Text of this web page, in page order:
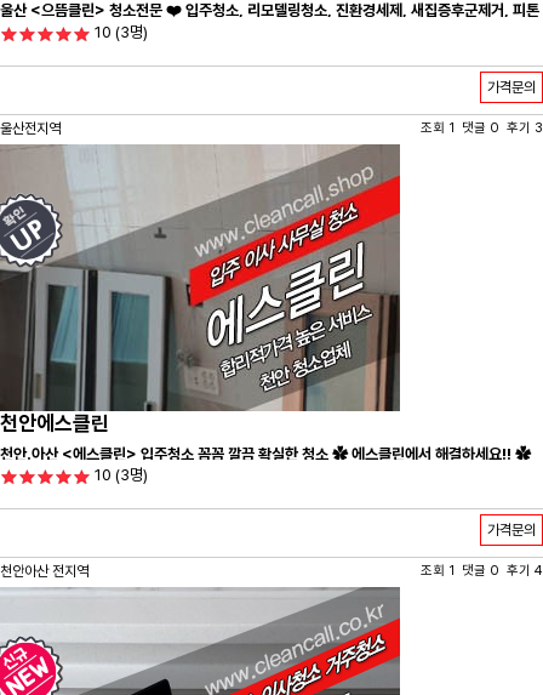
울산 <으뜸클린> 청소전문 ❤️ 입주청소, 리모델링청소, 진환경세제, 새집증후군제거, 피톤
치드시공 전문 청소 업체 ❤️
10 (3명)
가격문의
울산전지역 조회 1 댓글 0 후기 3
천안에스클린
천안.아산 <에스클린> 입주청소 꼼꼼 깔끔 확실한 청소 ✿ 에스클린에서 해결하세요!! ✿
10 (3명)
가격문의
천안아산 전지역 조회 1 댓글 0 후기 4